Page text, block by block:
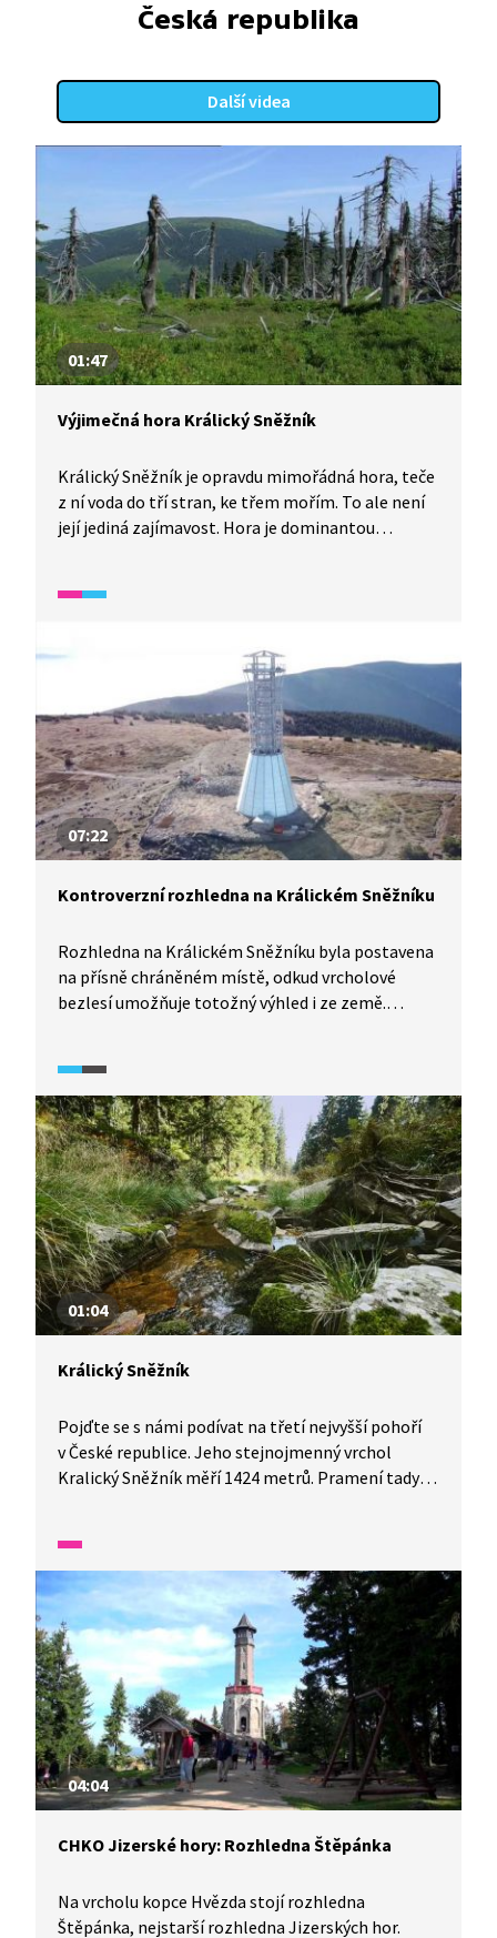
Česká republika
Další videa
01:47
Výjimečná hora Králický Sněžník
Králický Sněžník je opravdu mimořádná hora, teče
z ní voda do tří stran, ke třem mořím. To ale není
její jediná zajímavost. Hora je dominantou
přirozená hranice lesa a bezlesí, kterou neurčil
ochranu vyžaduje hned několik místních biotopů.
07:22
Kontroverzní rozhledna na Králickém Sněžníku
Rozhledna na Králickém Sněžníku byla postavena
na přísně chráněném místě, odkud vrcholové
bezlesí umožňuje totožný výhled i ze země.
negativních dopadů na unikátní ekosystémy kvůli
počtu turistů, které rozhledna může přilákat.
01:04
Králický Sněžník
Pojďte se s námi podívat na třetí nejvyšší pohoří
v České republice. Jeho stejnojmenný vrchol
Kralický Sněžník měří 1424 metrů. Pramení tady
různých úmoří. V jedné minutě vám představíme
malé zázraky fauny a flóry v naší zemi.
04:04
CHKO Jizerské hory: Rozhledna Štěpánka
Na vrcholu kopce Hvězda stojí rozhledna
Štěpánka, nejstarší rozhledna Jizerských hor.